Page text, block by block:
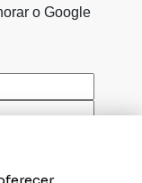
o Google